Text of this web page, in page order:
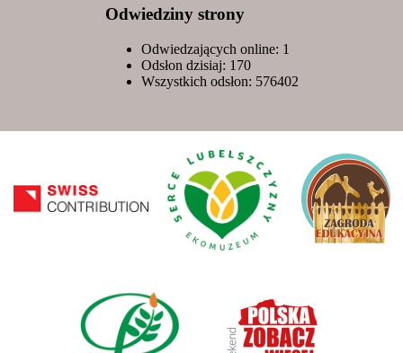
Odwiedziny strony
Odwiedzających online: 1
Odsłon dzisiaj: 170
Wszystkich odsłon: 576402